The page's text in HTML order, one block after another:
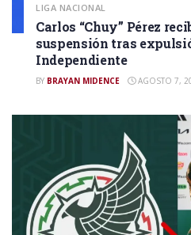
LIGA NACIONAL
Carlos “Chuy” Pérez
suspensión tras
Independiente
BY BRAYAN MIDENCE AGOSTO 7,